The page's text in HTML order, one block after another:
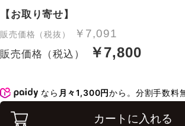
【お取り寄せ】
販売価格（税抜） ￥7,091
販売価格（税込） ￥7,800
なら 月々1,300円から。分割手数料
カートに入れる